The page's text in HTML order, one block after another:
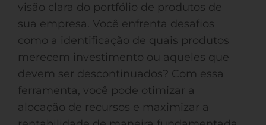
visão clara do portfólio de produtos de
sua empresa. Você enfrenta desafios
como a identificação de quais produtos
merecem investimento ou aqueles que
devem ser descontinuados? Com essa
ferramenta, você pode otimizar a
alocação de recursos e maximizar a